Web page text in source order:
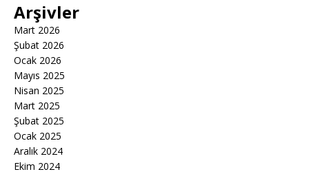
Arşivler
Mart 2026
Şubat 2026
Ocak 2026
Mayıs 2025
Nisan 2025
Mart 2025
Şubat 2025
Ocak 2025
Aralık 2024
Ekim 2024